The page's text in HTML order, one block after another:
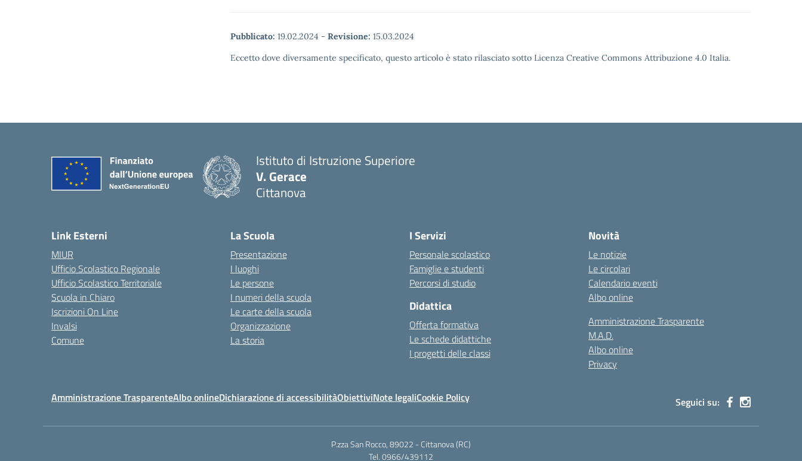
Pubblicato: 19.02.2024 - Revisione: 15.03.2024
Eccetto dove diversamente specificato, questo articolo è stato rilasciato sotto Licenza Creative Commons Attribuzione 4.0 Italia.
Istituto di Istruzione Superiore
V. Gerace
Cittanova
Link Esterni
MIUR
Ufficio Scolastico Regionale
Ufficio Scolastico Territoriale
Scuola in Chiaro
Iscrizioni On Line
Invalsi
Comune
La Scuola
Presentazione
I luoghi
Le persone
I numeri della scuola
Le carte della scuola
Organizzazione
La storia
I Servizi
Personale scolastico
Famiglie e studenti
Percorsi di studio
Didattica
Offerta formativa
Le schede didattiche
I progetti delle classi
Novità
Le notizie
Le circolari
Calendario eventi
Albo online
Amministrazione Trasparente
M.A.D.
Albo online
Privacy
Amministrazione TrasparenteAlbo onlineDichiarazione di accessibilitàObiettiviNote legaliCookie Policy Seguici su:
P.zza San Rocco, 89022 - Cittanova (RC)
Tel. 0966/439112